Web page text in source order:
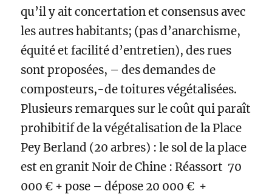
qu’il y ait concertation et consensus avec
les autres habitants; (pas d’anarchisme,
équité et facilité d’entretien), des rues
sont proposées, – des demandes de
composteurs,-de toitures végétalisées.
Plusieurs remarques sur le coût qui paraît
prohibitif de la végétalisation de la Place
Pey Berland (20 arbres) : le sol de la place
est en granit Noir de Chine : Réassort 70
000 € + pose – dépose 20 000 € +